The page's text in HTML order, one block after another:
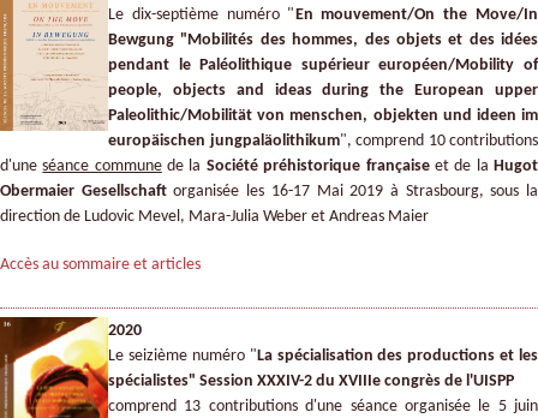
Le dix-septième numéro " En mouvement/On the Move/In
Bewgung "Mobilités des hommes, des objets et des idées
pendant le Paléolithique supérieur européen/Mobility of
people, objects and ideas during the European upper
Paleolithic/Mobilität von menschen, objekten und ideen im
europäischen jungpaläolithikum", comprend 10 contributions
d'uneséance communede la Société préhistorique françaiseet de la Hugot
Obermaier Gesellschaftorganisée les 16-17 Mai 2019 à Strasbourg, sous la
direction de Ludovic Mevel, Mara-Julia Weber et Andreas Maier
Accès au sommaire et articles
2020
Le seizième numéro " La spécialisation des productions et les
spécialistes" Session XXXIV-2 du XVIIIe congrès de l'UISPP
comprend 13 contributions d'une séance organisée le 5 juin